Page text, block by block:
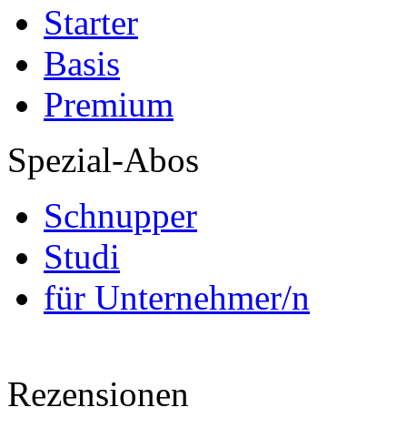
Starter
Basis
Premium
Spezial-Abos
Schnupper
Studi
für Unternehmer/n
Rezensionen